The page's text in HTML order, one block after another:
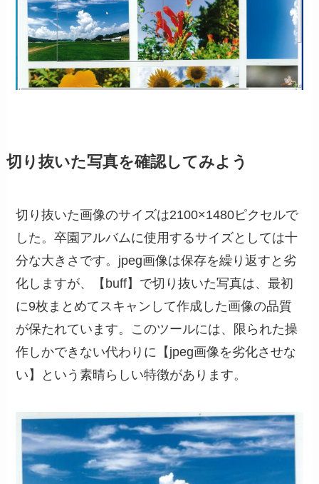
切り抜いた写真を確認してみよう
切り抜いた画像のサイズは2100×1480ピクセルで
した。卒園アルバムに使用するサイズとしては十
分な大きさです。jpeg画像は保存を繰り返すと劣
化しますが、【buff】で切り抜いた写真は、最初
に9枚まとめてスキャンして作成した画像の品質
が保たれています。このツールには、限られた操
作しかできない代わりに【jpeg画像を劣化させな
い】という素晴らしい特徴があります。